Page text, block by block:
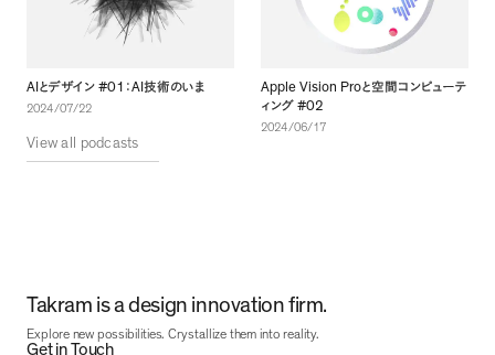
AI とデザイン #01 ：AI 技術のいま
2024/07/22
Apple Vision Proと空間コンピューテ
ィング #02
2024/06/17
View all podcasts
Takram is a design innovation firm.
Explore new possibilities. Crystallize them into reality.
Get in Touch